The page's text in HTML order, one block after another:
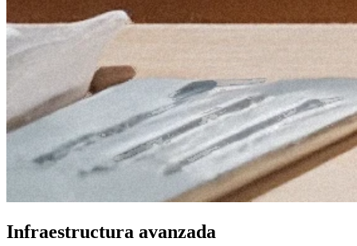
Infraestructura avanzada